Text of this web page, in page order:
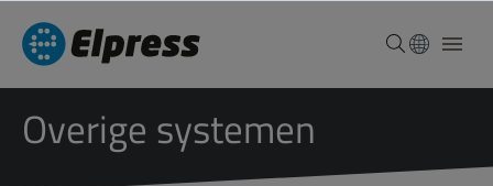
Overige systemen